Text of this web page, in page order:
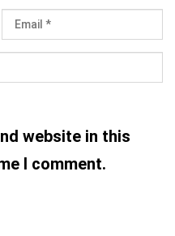
website in this
I comment.